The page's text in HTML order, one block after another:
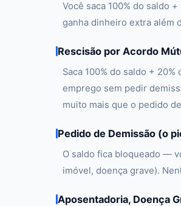
Você saca 100% do saldo
ganha dinheiro extra além
Rescisão por Acordo
Saca 100% do saldo +
emprego sem pedir
muito mais que o pedido
Pedido de Demissão (o
O saldo fica bloqueado —
imóvel, doença grave).
Aposentadoria, Doença